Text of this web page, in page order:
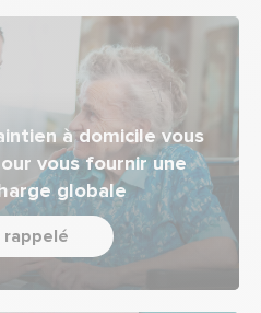
à domicile vous
vous fournir une
globale
rappelé